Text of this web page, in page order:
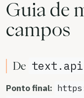
Guia de
campos
De
Ponto final: